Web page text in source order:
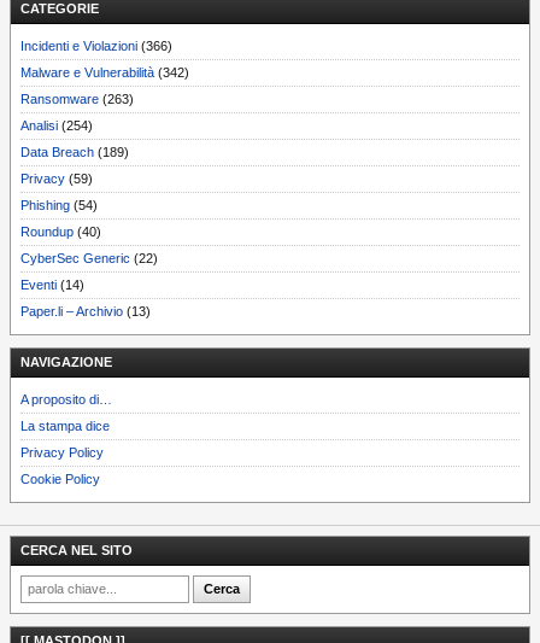
CATEGORIE
Incidenti e Violazioni (366)
Malware e Vulnerabilità (342)
Ransomware (263)
Analisi (254)
Data Breach (189)
Privacy (59)
Phishing (54)
Roundup (40)
CyberSec Generic (22)
Eventi (14)
Paper.li – Archivio (13)
NAVIGAZIONE
A proposito di…
La stampa dice
Privacy Policy
Cookie Policy
CERCA NEL SITO